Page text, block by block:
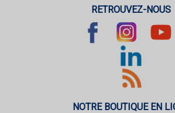
RETROUVEZ-NOUS
NOTRE BOUTIQUE EN